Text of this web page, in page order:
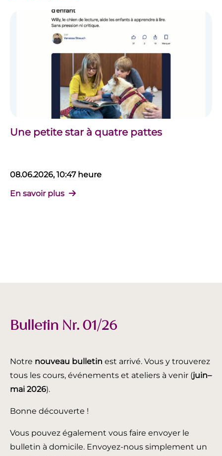
Une petite star à quatre pattes
08.06.2026, 10:47 heure
En savoir plus
Bulletin Nr. 01/26
Notre nouveau bulletin est arrivé. Vous y trouverez
tous les cours, événements et ateliers à venir (juin–
mai 2026).
Bonne découverte !
Vous pouvez également vous faire envoyer le
bulletin à domicile. Envoyez-nous simplement un